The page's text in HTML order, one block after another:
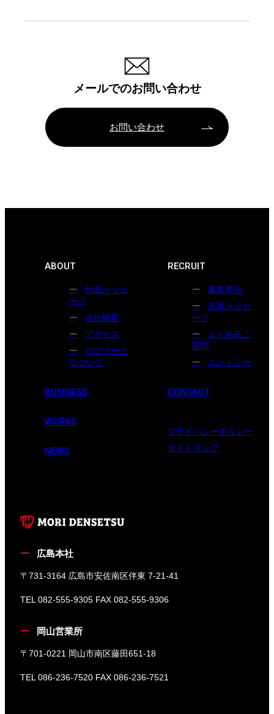
メールでのお問い合わせ
お問い合わせ
ABOUT
代表メッセ
ージ
会社概要
アクセス
ロゴマーク
について
BUSINESS
WORKS
NEWS
RECRUIT
募集要項
先輩メッセ
ージ
よくあるご
質問
エントリー
CONTACT
プライバシーポリシー
サイトマップ
広島本社
〒731-3164 広島市安佐南区伴東 7-21-41
TEL 082-555-9305 FAX 082-555-9306
岡山営業所
〒701-0221 岡山市南区藤田651-18
TEL 086-236-7520 FAX 086-236-7521